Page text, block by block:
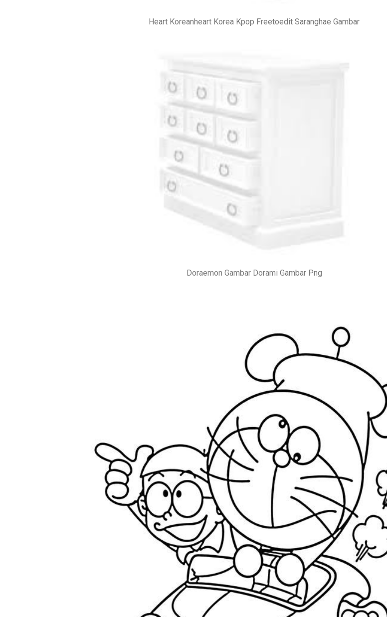
Heart Koreanheart Korea Kpop Freetoedit Saranghae Gambar
Doraemon Gambar Dorami Gambar Png